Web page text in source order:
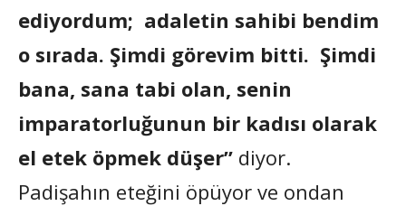
ediyordum; adaletin sahibi bendim
o sırada. Şimdi görevim bitti. Şimdi
bana, sana tabi olan, senin
imparatorluğunun bir kadısı olarak
el etek öpmek düşer” diyor.
Padişahın eteğini öpüyor ve ondan